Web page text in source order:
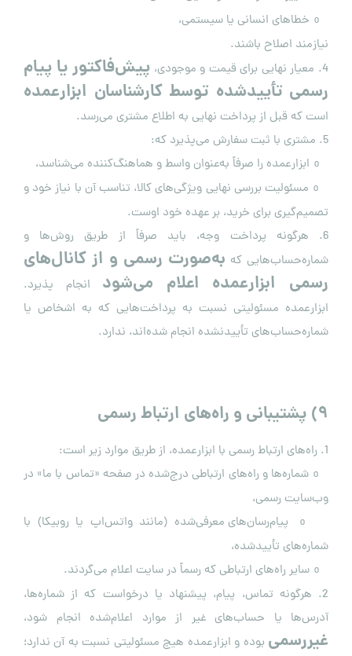
خطاهای انسانی یا سیستمی،
نیازمند اصلاح باشند.
4. معیار نهایی برای قیمت و موجودی،
پیش‌فاکتور یا پیام
رسمی تأییدشده توسط کارشناسان ابزارعمده
است که قبل از پرداخت نهایی به اطلاع مشتری می‌رسد.
5. مشتری با ثبت سفارش می‌پذیرد که:
ابزارعمده را صرفاً به‌عنوان واسط و هماهنگ‌کننده می‌شناسد،
مسئولیت بررسی نهایی ویژگی‌های کالا، تناسب آن با نیاز خود و
تصمیم‌گیری برای خرید، بر عهده خود اوست.
6. هرگونه پرداخت وجه، باید صرفاً از طریق روش‌ها و
شماره‌حساب‌هایی که به‌صورت رسمی و از کانال‌های
رسمی ابزارعمده اعلام می‌شود انجام پذیرد.
ابزارعمده مسئولیتی نسبت به پرداخت‌هایی که به اشخاص یا
شماره‌حساب‌های تأییدنشده انجام شده‌اند، ندارد.
۹) پشتیبانی و راه‌های ارتباط رسمی
1. راه‌های ارتباط رسمی با ابزارعمده، از طریق موارد زیر است:
شماره‌ها و راه‌های ارتباطی درج‌شده در صفحه «تماس با ما» در
وب‌سایت رسمی،
o
پیام‌رسان‌های معرفی‌شده (مانند واتس‌اپ یا روبیکا) با
شماره‌های تأییدشده،
سایر راه‌های ارتباطی که رسماً در سایت اعلام می‌گردند.
2. هرگونه تماس، پیام، پیشنهاد یا درخواست که از شماره‌ها،
آدرس‌ها یا حساب‌های غیر از موارد اعلام‌شده انجام شود،
غیررسمی بوده و ابزارعمده هیچ مسئولیتی نسبت به آن ندارد؛